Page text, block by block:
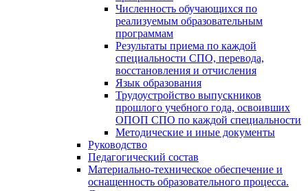
Численность обучающихся по
реализуемым образовательным
программам
Результаты приема по каждой
специальности СПО, перевода,
восстановления и отчисления
Язык образования
Трудоустройство выпускников
прошлого учебного года, освоивших
ОПОП СПО по каждой специальности
Методические и иные документы
Руководство
Педагогический состав
Материально-техническое обеспечение и
оснащенность образовательного процесса.